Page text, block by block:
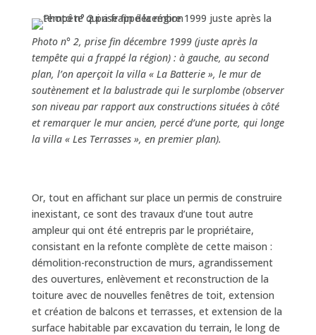
Photo n° 2, prise fin décembre 1999 (juste après la
tempête qui a frappé la région) : à gauche, au second
plan, l’on aperçoit la villa « La Batterie », le mur de
soutènement et la balustrade qui le surplombe (observer
son niveau par rapport aux constructions situées à côté
et remarquer le mur ancien, percé d’une porte, qui longe
la villa « Les Terrasses », en premier plan).
Or, tout en affichant sur place un permis de construire
inexistant, ce sont des travaux d’une tout autre
ampleur qui ont été entrepris par le propriétaire,
consistant en la refonte complète de cette maison :
démolition-reconstruction de murs, agrandissement
des ouvertures, enlèvement et reconstruction de la
toiture avec de nouvelles fenêtres de toit, extension
et création de balcons et terrasses, et extension de la
surface habitable par excavation du terrain, le long de